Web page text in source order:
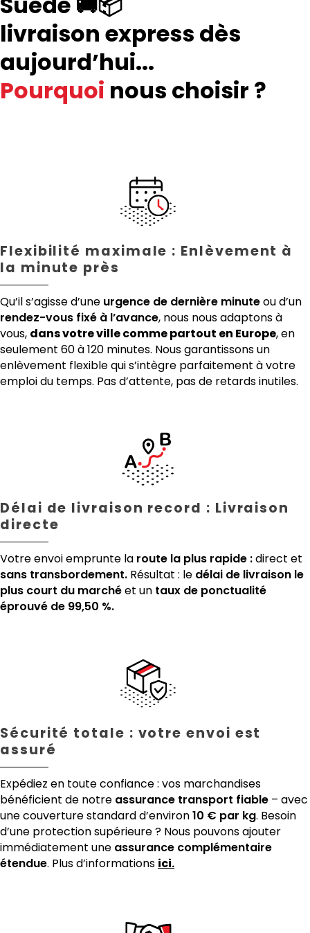
livraison express dès
aujourd’hui...
Pourquoi nous choisir ?
Flexibilité maximale : Enlèvement à
la minute près
Qu’il s’agisse d’une urgence de dernière minuteou d’un
rendez-vous fixé à l’avance, nous nous adaptons à
vous, dans votre ville comme partout en Europe, en
seulement 60 à 120 minutes. Nous garantissons un
enlèvement flexible qui s’intègre parfaitement à votre
emploi du temps. Pas d’attente, pas de retards inutiles.
Délai de livraison record : Livraison
directe
Votre envoi emprunte la route la plus rapide :direct et
sans transbordement. Résultat : le délai de livraison le
plus court du marchéet un taux de ponctualité
éprouvé de 99,50 %.
Sécurité totale : votre envoi est
assuré
Expédiez en toute confiance : vos marchandises
bénéficient de notre assurance transport fiable – avec
une couverture standard d’environ10 € par kg. Besoin
d’une protection supérieure ? Nous pouvons ajouter
immédiatement une assurance complémentaire
étendue. Plus d’informations ici.